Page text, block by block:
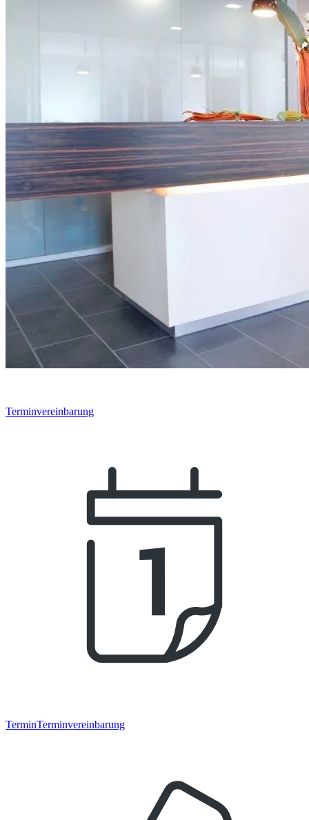
Terminvereinbarung
TerminTerminvereinbarung